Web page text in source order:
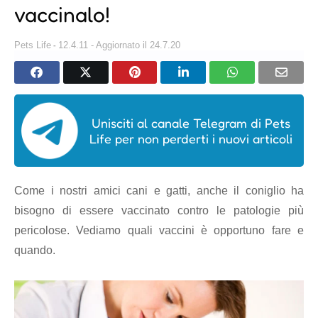
vaccinalo!
Pets Life 12.4.11 - Aggiornato il 24.7.20
Unisciti al canale Telegram di Pets
Life per non perderti i nuovi articoli
Come i nostri amici cani e gatti, anche il coniglio ha
bisogno di essere vaccinato contro le patologie più
pericolose. Vediamo quali vaccini è opportuno fare e
quando.